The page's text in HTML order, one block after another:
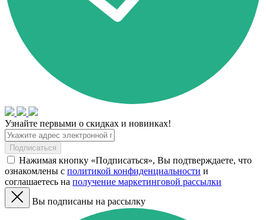
Узнайте первыми о скидках и новинках!
Подписаться
Нажимая кнопку «Подписаться», Вы подтверждаете, что
ознакомлены с политикой конфиденциальности и
соглашаетесь на получение маркетинговой рассылки
Вы подписаны на рассылку